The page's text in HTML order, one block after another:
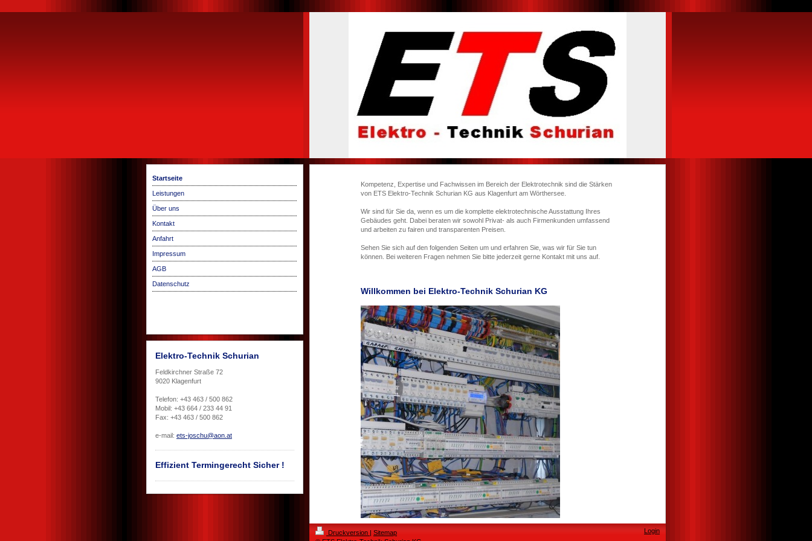
Startseite
Leistungen
Über uns
Kontakt
Anfahrt
Impressum
AGB
Datenschutz
Elektro-Technik Schurian
Feldkirchner Straße 72
9020 Klagenfurt
Telefon: +43 463 / 500 862
Mobil: +43 664 / 233 44 91
Fax: +43 463 / 500 862
e-mail: ets-joschu@aon.at
Effizient Termingerecht Sicher !
Kompetenz, Expertise und Fachwissen im Bereich der Elektrotechnik sind die Stärken
von ETS Elektro-Technik Schurian KG aus Klagenfurt am Wörthersee.
Wir sind für Sie da, wenn es um die komplette elektrotechnische Ausstattung Ihres
Gebäudes geht. Dabei beraten wir sowohl Privat- als auch Firmenkunden umfassend
und arbeiten zu fairen und transparenten Preisen.
Sehen Sie sich auf den folgenden Seiten um und erfahren Sie, was wir für Sie tun
können. Bei weiteren Fragen nehmen Sie bitte jederzeit gerne Kontakt mit uns auf.
Willkommen bei Elektro-Technik Schurian KG
Druckversion | Sitemap
Login